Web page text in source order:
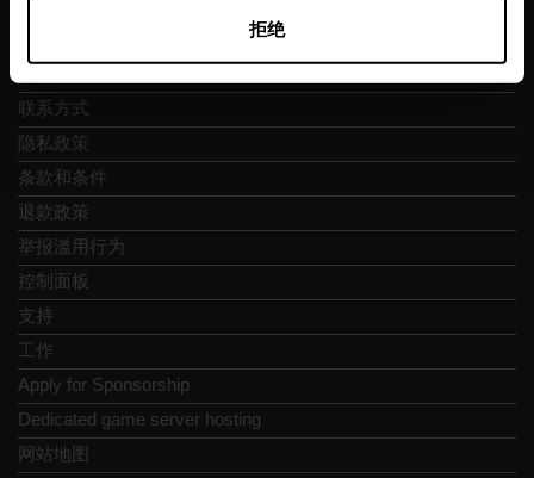
拒绝
联系方式
隐私政策
条款和条件
退款政策
举报滥用行为
控制面板
支持
工作
Apply for Sponsorship
Dedicated game server hosting
网站地图